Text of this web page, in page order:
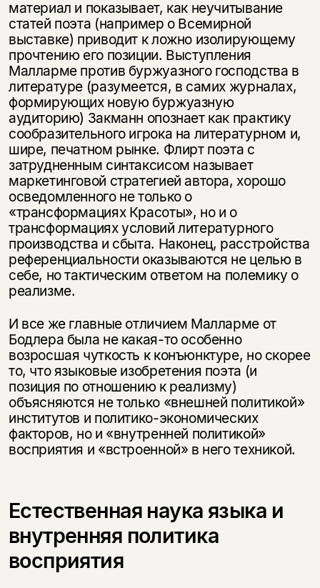
материал и показывает, как неучитывание
статей поэта (например о Всемирной
выставке) приводит к ложно изолирующему
прочтению его позиции. Выступления
Малларме против буржуазного господства в
литературе (разумеется, в самих журналах,
формирующих новую буржуазную
аудиторию) Закманн опознает как практику
сообразительного игрока на литературном и,
шире, печатном рынке. Флирт поэта с
затрудненным синтаксисом называет
маркетинговой стратегией автора, хорошо
осведомленного не только о
«трансформациях Красоты», но и о
трансформациях условий литературного
производства и сбыта. Наконец, расстройства
референциальности оказываются не целью в
себе, но тактическим ответом на полемику о
реализме.
И все же главные отличием Малларме от
Бодлера была не какая-то особенно
возросшая чуткость к конъюнктуре, но скорее
то, что языковые изобретения поэта (и
позиция по отношению к реализму)
объясняются не только «внешней политикой»
институтов и политико-экономических
факторов, но и «внутренней политикой»
восприятия и «встроенной» в него техникой.
Естественная наука языка и
внутренняя политика
восприятия